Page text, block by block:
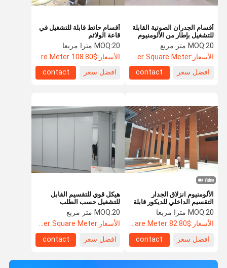
أقسام حائط قابلة للتشغيل في
قاعة الولائم
MOQ:20 مترا مربعا
الأسعار:$108.80 Per Square Meter
افضل سعر
contact
أقسام الجدران الصوتية القابلة
للتشغيل بإطار من الألومنيوم
معتمد من ISO
MOQ:20 متر مربع
الأسعار:US$88.5 Per Square Meter
افضل سعر
contact
هيكل قوي للتقسيم القابل
للتشغيل حسب الطلب
MOQ:20 متر مربع
الأسعار:US$105.8 Per Square Meter
افضل سعر
contact
الألومنيوم انزلاق الجدار
التقسيم الداخلي للديكور قابلة
مم
MOQ:20 مترا مربعا
الأسعار:$82.80 Per Square Meter
افضل سعر
contact